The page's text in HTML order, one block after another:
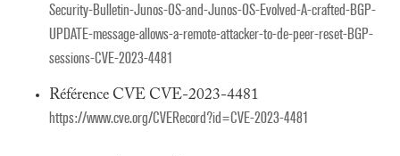
Security-Bulletin-Junos-OS-and-Junos-OS-Evolved-A-crafted-BGP-
UPDATE-message-allows-a-remote-attacker-to-de-peer-reset-BGP-
sessions-CVE-2023-4481
Référence CVE CVE-2023-4481
https://www.cve.org/CVERecord?id=CVE-2023-4481